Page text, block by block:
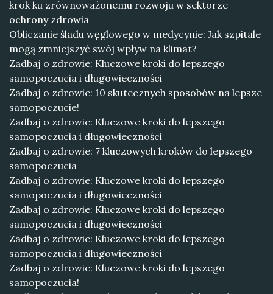
krok ku zrównoważonemu rozwoju w sektorze
ochrony zdrowia
Obliczanie śladu węglowego w medycynie: Jak szpitale
mogą zmniejszyć swój wpływ na klimat?
Zadbaj o zdrowie: Kluczowe kroki do lepszego
samopoczucia i długowieczności
Zadbaj o zdrowie: 10 skutecznych sposobów na lepsze
samopoczucie!
Zadbaj o zdrowie: Kluczowe kroki do lepszego
samopoczucia i długowieczności
Zadbaj o zdrowie: 7 kluczowych kroków do lepszego
samopoczucia
Zadbaj o zdrowie: Kluczowe kroki do lepszego
samopoczucia i długowieczności
Zadbaj o zdrowie: Kluczowe kroki do lepszego
samopoczucia i długowieczności
Zadbaj o zdrowie: Kluczowe kroki do lepszego
samopoczucia i długowieczności
Zadbaj o zdrowie: Kluczowe kroki do lepszego
samopoczucia!